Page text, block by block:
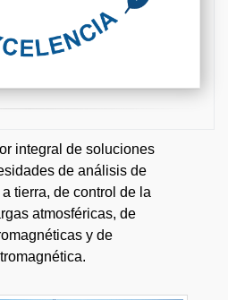
integral de soluciones
de análisis de
tierra, de control de la
atmosféricas, de
y de